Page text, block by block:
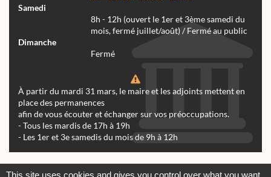
Samedi
8h - 12h (ouvert le 1er et 3ème samedi du
mois, fermé juillet/août) / Fermé au public
Dimanche
Fermé
À partir du mardi 31 mars, le maire et les adjoints mettent en
place des permanences
afin de vous écouter et échanger sur vos préoccupations.
- Tous les mardis de 17h à 19h
- Les 1er et 3e samedis du mois de 9h à 12h
This site uses cookies and gives you control over what you want